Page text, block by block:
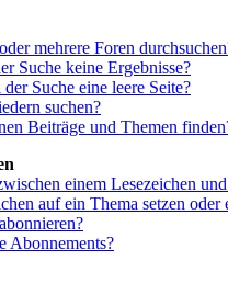
mehrere Foren
Suche keine Ergebnisse?
Suche eine leere Seite?
suchen?
Beiträge und Themen
einem Lesezeichen
auf ein Thema setzen oder
Abonnements?